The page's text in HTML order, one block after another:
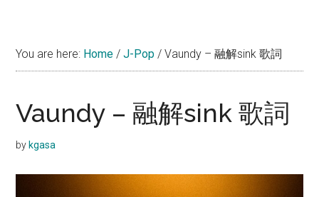
You are here: Home / J-Pop / Vaundy – 融解sink 歌詞
Vaundy – 融解sink 歌詞
by kgasa